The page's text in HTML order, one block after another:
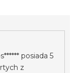
posiada 5
z